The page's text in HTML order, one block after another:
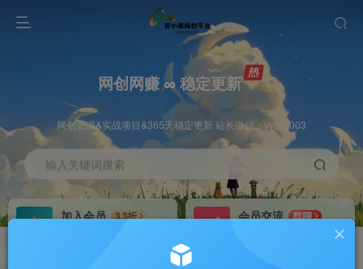
网创网赚 ∞ 稳定更新
网创资源&实战项目&365天稳定更新 站长微信：yysqz003
输入关键词搜索
加入会员
3.3折
会员交流
群聊